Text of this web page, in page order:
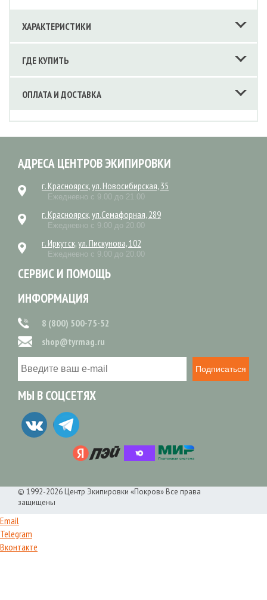
ХАРАКТЕРИСТИКИ
ГДЕ КУПИТЬ
ОПЛАТА И ДОСТАВКА
АДРЕСА ЦЕНТРОВ ЭКИПИРОВКИ
г. Красноярск, ул. Новосибирская, 35
Ежедневно с 9.00 до 21.00
г. Красноярск, ул.Семафорная, 289
Ежедневно с 9.00 до 20.00
г. Иркутск, ул. Пискунова, 102
Ежедневно с 9.00 до 20.00
СЕРВИС И ПОМОЩЬ
ИНФОРМАЦИЯ
8 (800) 500-75-52
shop@tyrmag.ru
Подписаться
МЫ В СОЦСЕТЯХ
© 1992-2026 Центр Экипировки «Покров» Все права
защищены
Email
Telegram
Вконтакте